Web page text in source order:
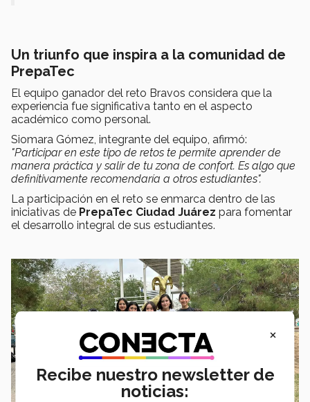
Un triunfo que inspira a la comunidad de
PrepaTec
El equipo ganador del reto Bravos considera que la
experiencia fue significativa tanto en el aspecto
académico como personal.
Siomara Gómez, integrante del equipo, afirmó:
"Participar en este tipo de retos te permite aprender de
manera práctica y salir de tu zona de confort. Es algo que
definitivamente recomendaría a otros estudiantes".
La participación en el reto se enmarca dentro de las
iniciativas de PrepaTec Ciudad Juárez para fomentar
el desarrollo integral de sus estudiantes.
×
Recibe nuestro newsletter de
noticias: